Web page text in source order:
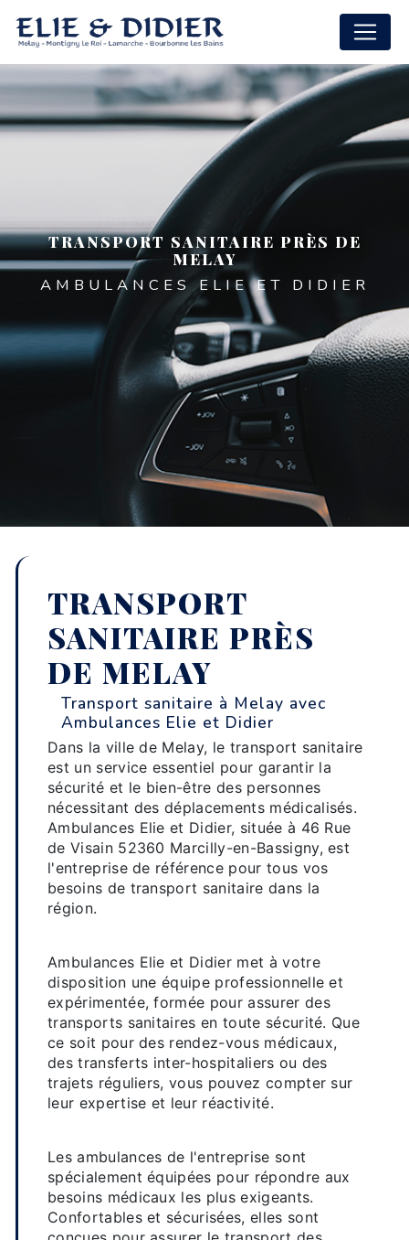
TRANSPORT SANITAIRE PRÈS DE
MELAY
AMBULANCES ELIE ET DIDIER
TRANSPORT
SANITAIRE PRÈS
DE MELAY
Transport sanitaire à Melay avec
Ambulances Elie et Didier
Dans la ville de Melay, le transport sanitaire
est un service essentiel pour garantir la
sécurité et le bien-être des personnes
nécessitant des déplacements médicalisés.
Ambulances Elie et Didier, située à 46 Rue
de Visain 52360 Marcilly-en-Bassigny, est
l'entreprise de référence pour tous vos
besoins de transport sanitaire dans la
région.
Ambulances Elie et Didier met à votre
disposition une équipe professionnelle et
expérimentée, formée pour assurer des
transports sanitaires en toute sécurité. Que
ce soit pour des rendez-vous médicaux,
des transferts inter-hospitaliers ou des
trajets réguliers, vous pouvez compter sur
leur expertise et leur réactivité.
Les ambulances de l'entreprise sont
spécialement équipées pour répondre aux
besoins médicaux les plus exigeants.
Confortables et sécurisées, elles sont